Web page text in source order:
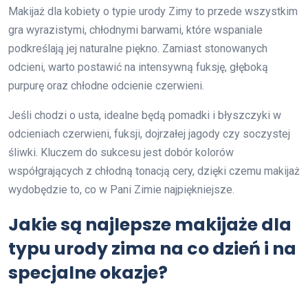
Makijaż dla kobiety o typie urody Zimy to przede wszystkim
gra wyrazistymi, chłodnymi barwami, które wspaniale
podkreślają jej naturalne piękno. Zamiast stonowanych
odcieni, warto postawić na intensywną fuksję, głęboką
purpurę oraz chłodne odcienie czerwieni.
Jeśli chodzi o usta, idealne będą pomadki i błyszczyki w
odcieniach czerwieni, fuksji, dojrzałej jagody czy soczystej
śliwki. Kluczem do sukcesu jest dobór kolorów
współgrających z chłodną tonacją cery, dzięki czemu makijaż
wydobędzie to, co w Pani Zimie najpiękniejsze.
Jakie są najlepsze makijaże dla
typu urody zima na co dzień i na
specjalne okazje?